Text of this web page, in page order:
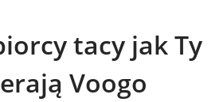
tacy jak Ty
Voogo